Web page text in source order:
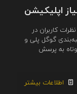
اپلیکیشن
کاربران در
گوگل پلی و
به پرسش
اطلاعات بیشتر